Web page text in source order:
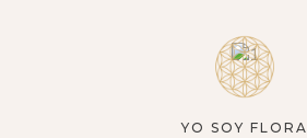
YO SOY FLORA